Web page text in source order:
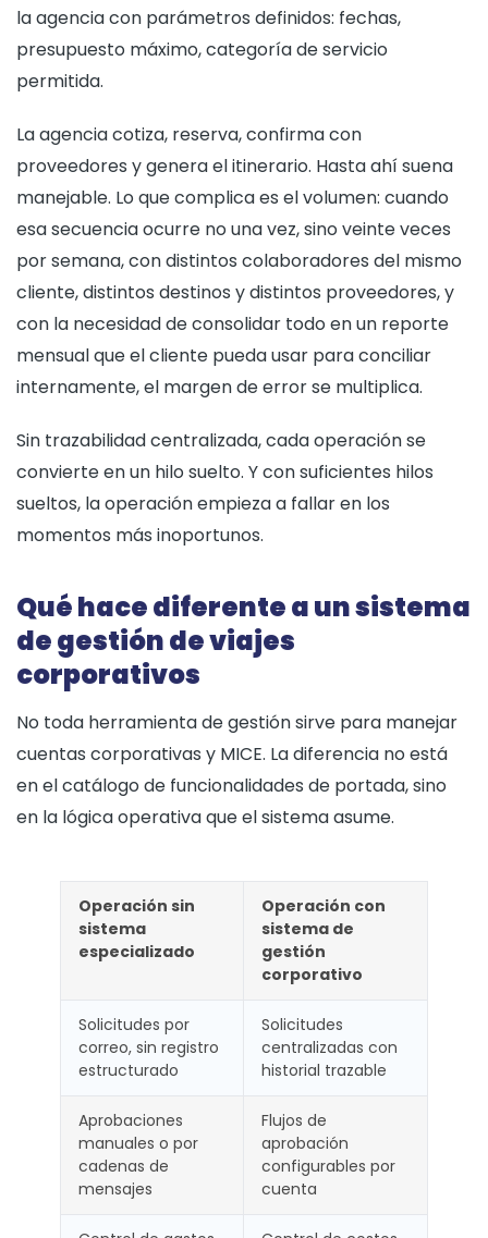
la agencia con parámetros definidos: fechas,
presupuesto máximo, categoría de servicio
permitida.
La agencia cotiza, reserva, confirma con
proveedores y genera el itinerario. Hasta ahí suena
manejable. Lo que complica es el volumen: cuando
esa secuencia ocurre no una vez, sino veinte veces
por semana, con distintos colaboradores del mismo
cliente, distintos destinos y distintos proveedores, y
con la necesidad de consolidar todo en un reporte
mensual que el cliente pueda usar para conciliar
internamente, el margen de error se multiplica.
Sin trazabilidad centralizada, cada operación se
convierte en un hilo suelto. Y con suficientes hilos
sueltos, la operación empieza a fallar en los
momentos más inoportunos.
Qué hace diferente a un sistema
de gestión de viajes
corporativos
No toda herramienta de gestión sirve para manejar
cuentas corporativas y MICE. La diferencia no está
en el catálogo de funcionalidades de portada, sino
en la lógica operativa que el sistema asume.
Operación sin
sistema
especializado
Operación con
sistema de
gestión
corporativo
Solicitudes por
correo, sin registro
estructurado
Solicitudes
centralizadas con
historial trazable
Aprobaciones
manuales o por
cadenas de
mensajes
Flujos de
aprobación
configurables por
cuenta